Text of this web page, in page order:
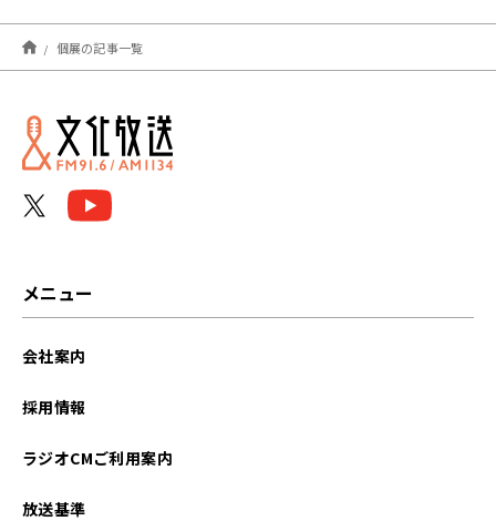
2022年11月
個展の記事一覧
メニュー
会社案内
採用情報
ラジオCMご利用案内
放送基準